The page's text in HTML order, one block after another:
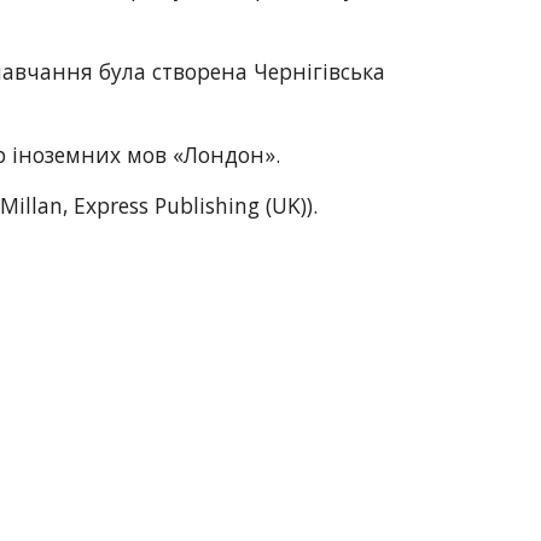
була створена Чернігівська
іноземних мов «Лондон».
Express Publishing (UK)).